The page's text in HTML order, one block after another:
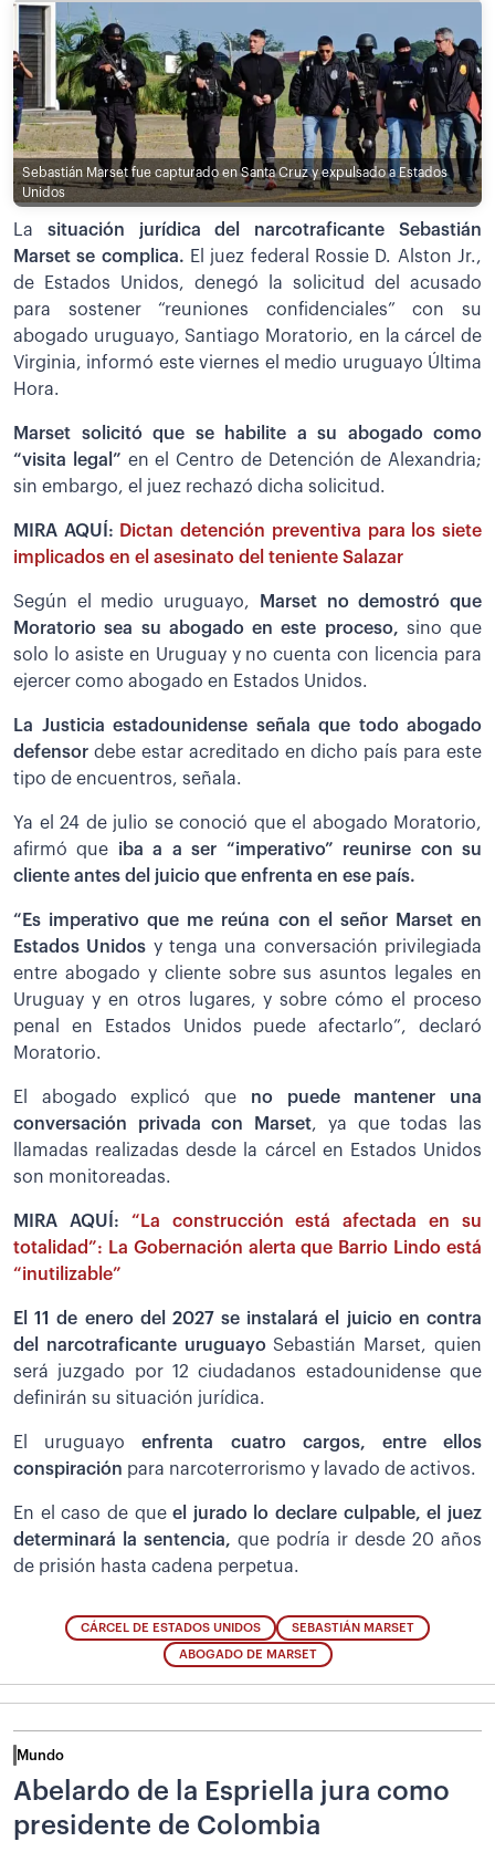
Sebastián Marset fue capturado en Santa Cruz y expulsado a Estados
Unidos
La situación jurídica del narcotraficante Sebastián
Marset se complica. El juez federal Rossie D. Alston Jr.,
de Estados Unidos, denegó la solicitud del acusado
para sostener “reuniones confidenciales” con su
abogado uruguayo, Santiago Moratorio, en la cárcel de
Virginia, informó este viernes el medio uruguayo Última
Hora.
Marset solicitó que se habilite a su abogado como
“visita legal” en el Centro de Detención de Alexandria;
sin embargo, el juez rechazó dicha solicitud.
MIRA AQUÍ: Dictan detención preventiva para los siete
implicados en el asesinato del teniente Salazar
Según el medio uruguayo,
Marset no demostró que
Moratorio sea su abogado en este proceso, sino que
solo lo asiste en Uruguay y no cuenta con licencia para
ejercer como abogado en Estados Unidos.
La Justicia estadounidense señala que todo abogado
defensor debe estar acreditado en dicho país para este
tipo de encuentros, señala.
Ya el 24 de julio se conoció que el abogado Moratorio,
afirmó que iba a a ser “imperativo” reunirse con su
cliente antes del juicio que enfrenta en ese país.
“Es imperativo que me reúna con el señor Marset en
Estados Unidos y tenga una conversación privilegiada
entre abogado y cliente sobre sus asuntos legales en
Uruguay y en otros lugares, y sobre cómo el proceso
penal en Estados Unidos puede afectarlo”, declaró
Moratorio.
El abogado explicó que no puede mantener una
conversación privada con Marset, ya que todas las
llamadas realizadas desde la cárcel en Estados Unidos
son monitoreadas.
MIRA AQUÍ: “La construcción está afectada en su
totalidad”: La Gobernación alerta que Barrio Lindo está
“inutilizable”
El 11 de enero del 2027 se instalará el juicio en contra
del narcotraficante uruguayoSebastián Marset, quien
será juzgado por 12 ciudadanos estadounidense que
definirán su situación jurídica.
El uruguayoenfrenta cuatro cargos, entre ellos
conspiración para narcoterrorismo y lavado de activos.
En el caso de queel jurado lo declare culpable, el juez
determinará la sentencia, que podría ir desde 20 años
de prisión hasta cadena perpetua.
CÁRCEL DE ESTADOS UNIDOS SEBASTIÁN MARSET
ABOGADO DE MARSET
Mundo
Abelardo de la Espriella jura como
presidente de Colombia